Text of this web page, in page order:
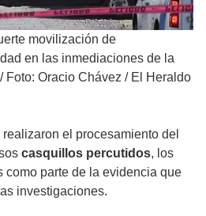
movilización de
en las inmediaciones de la
/ Foto: Oracio Chávez / El Heraldo
realizaron el procesamiento del
casquillos percutidos, los
como parte de la evidencia que
investigaciones.